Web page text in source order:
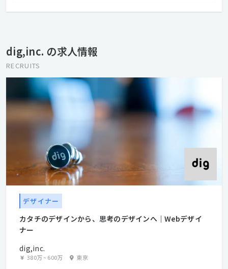
をトータルに、 そして社内でワンストップに取り組むことで、企
業と人々をつないでいきます。 モノがあふれている現代におい
を使う人たちがまだ気が付いていないインサイトを発見し、 この
２つを結びつけることだと私たちは考えます。 私たちは、それを
言葉とイメージで世の中に提示します。 消費者と企業、それぞれ
の想いを翻訳し、つないでいく。 それが、私たちのミッションで
す。 https://www.dig.co.jp/experience/
dig,inc. の求人情報
RECRUITS
デザイナー
カタチのデザインから、思考のデザインへ｜Webデザイ
ナー
dig,inc.
380万~600万 東京